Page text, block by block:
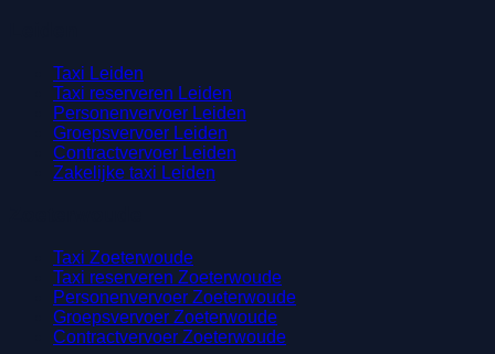
Taxi Leiden
Taxi reserveren Leiden
Personenvervoer Leiden
Groepsvervoer Leiden
Contractvervoer Leiden
Zakelijke taxi Leiden
Taxi Zoeterwoude
Taxi reserveren Zoeterwoude
Personenvervoer Zoeterwoude
Groepsvervoer Zoeterwoude
Contractvervoer Zoeterwoude